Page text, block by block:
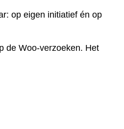
op eigen initiatief én op
de Woo-verzoeken. Het